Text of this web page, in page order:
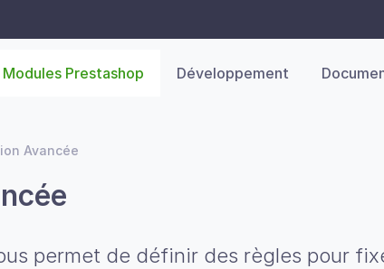
Modules Prestashop Développement
Avancée
permet de définir des règles pour